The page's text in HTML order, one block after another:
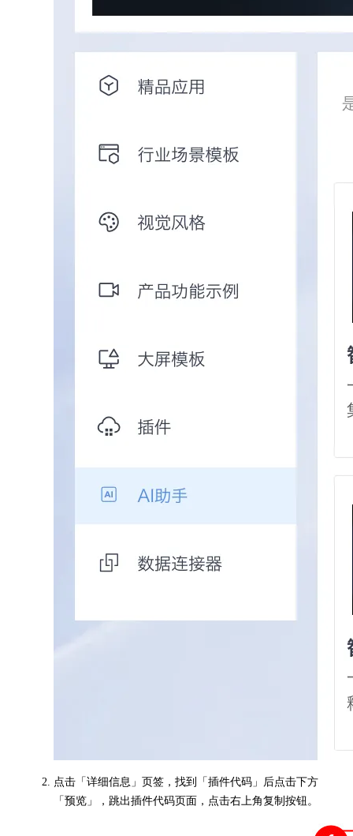
点击「详细信息」页签，找到「插件代码」后点击下方
「预览」，跳出插件代码页面，点击右上角复制按钮。